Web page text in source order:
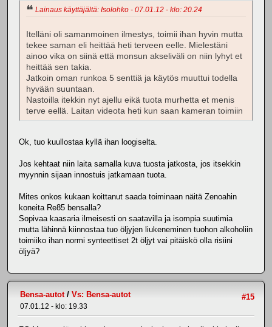
Lainaus käyttäjältä: Isolohko - 07.01.12 - klo: 20.24
Itelläni oli samanmoinen ilmestys, toimii ihan hyvin mutta
tekee saman eli heittää heti terveen eelle. Mielestäni
ainoo vika on siinä että monsun akseliväli on niin lyhyt et
heittää sen takia.
Jatkoin oman runkoa 5 senttiä ja käytös muuttui todella
hyvään suuntaan.
Nastoilla itekkin nyt ajellu eikä tuota murhetta et menis
terve eellä. Laitan videota heti kun saan kameran toimiin
Ok, tuo kuullostaa kyllä ihan loogiselta.
Jos kehtaat niin laita samalla kuva tuosta jatkosta, jos itsekkin
myynnin sijaan innostuis jatkamaan tuota.
Mites onkos kukaan koittanut saada toiminaan näitä Zenoahin
koneita Re85 bensalla?
Sopivaa kaasaria ilmeisesti on saatavilla ja isompia suutimia
mutta lähinnä kiinnostaa tuo öljyjen liukeneminen tuohon alkoholiin
toimiiko ihan normi synteettiset 2t öljyt vai pitäiskö olla risiini
öljyä?
#15
Bensa-autot/ Vs: Bensa-autot
07.01.12 - klo: 19.33